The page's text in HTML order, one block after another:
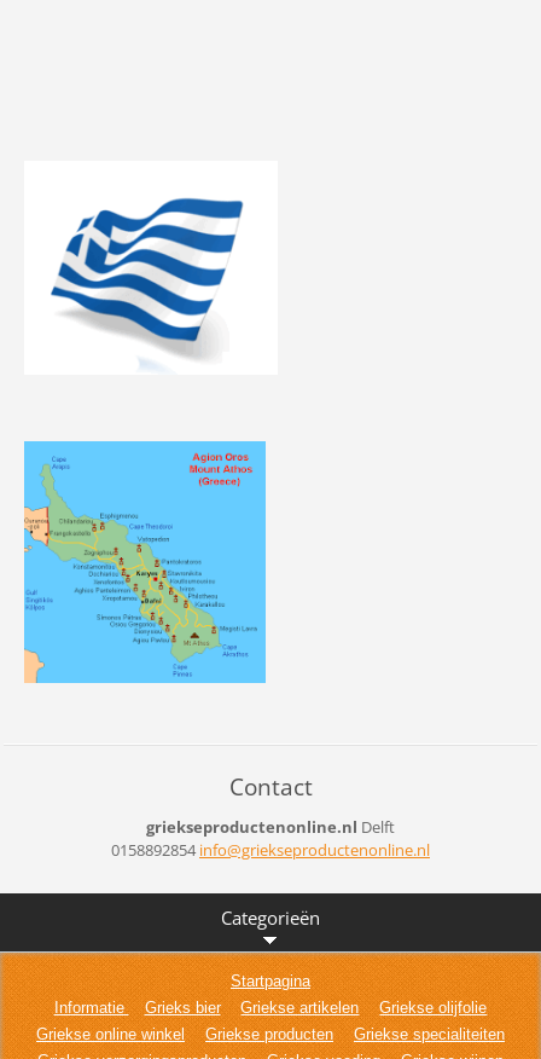
Contact
griekseproductenonline.nl Delft
0158892854info@griekseproductenonline.nl
Categorieën
Startpagina
Informatie
Grieks bier Griekse artikelen
Griekse olijfolie
Griekse online winkel
Griekse producten
Griekse specialiteiten